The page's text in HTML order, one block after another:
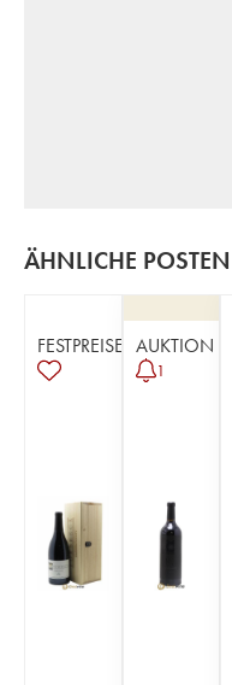
ÄHNLICHE POSTEN
FESTPREISE AUKTION
1